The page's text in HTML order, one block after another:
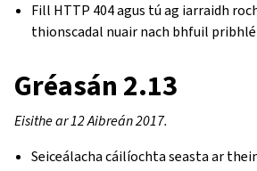
Fill HTTP 404 agus tú ag iarraidh
thionscadal nuair nach bhfuil
Gréasán 2.13
Eisithe ar 12 Aibreán 2017.
Seiceálacha cáilíochta seasta ar